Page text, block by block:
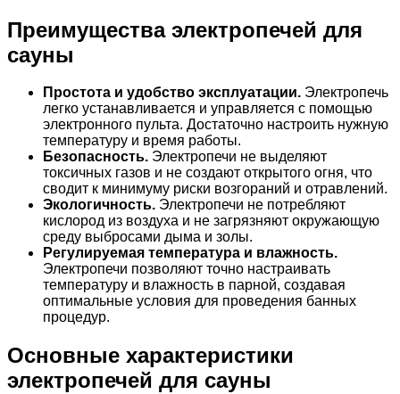
Преимущества электропечей для
сауны
Простота и удобство эксплуатации. Электропечь
легко устанавливается и управляется с помощью
электронного пульта. Достаточно настроить нужную
температуру и время работы.
Безопасность. Электропечи не выделяют
токсичных газов и не создают открытого огня, что
сводит к минимуму риски возгораний и отравлений.
Экологичность. Электропечи не потребляют
кислород из воздуха и не загрязняют окружающую
среду выбросами дыма и золы.
Регулируемая температура и влажность.
Электропечи позволяют точно настраивать
температуру и влажность в парной, создавая
оптимальные условия для проведения банных
процедур.
Основные характеристики
электропечей для сауны